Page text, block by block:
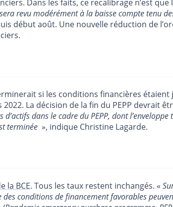
Dans les faits, ce recalibrage n’est
revu modérément à la baisse compte tenu
début août. Une nouvelle réduction de
si les conditions financières
La décision de la fin du PEPP devrait
dans le cadre du PEPP, dont
terminée », indique Christine Lagarde.
la BCE. Tous les taux restent inchangés. «
conditions de financement favorables